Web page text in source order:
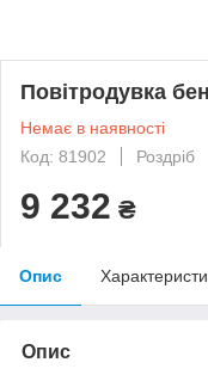
Повітродувка
Немає в наявності
Код: 81902
Роздріб
9 232 ₴
Опис
Опис